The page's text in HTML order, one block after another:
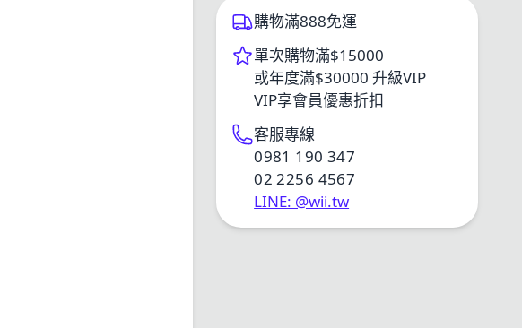
購物滿888免運
單次購物滿$15000
或年度滿$30000 升級VIP
VIP享會員優惠折扣
客服專線
0981 190 347
02 2256 4567
LINE: @wii.tw